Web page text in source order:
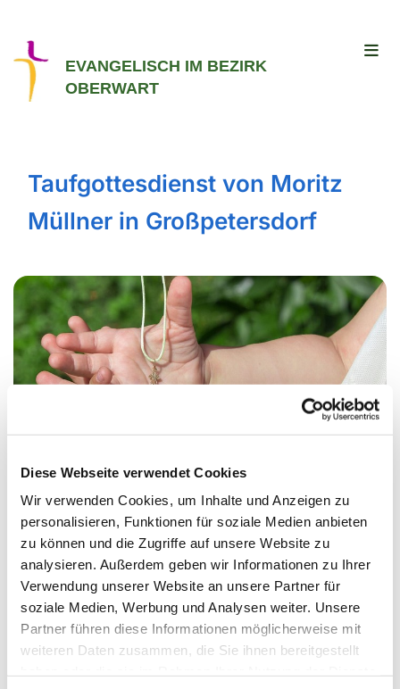
Diese Webseite verwendet Cookies
Wir verwenden Cookies, um Inhalte und Anzeigen zu
personalisieren, Funktionen für soziale Medien anbieten
zu können und die Zugriffe auf unsere Website zu
analysieren. Außerdem geben wir Informationen zu Ihrer
Verwendung unserer Website an unsere Partner für
soziale Medien, Werbung und Analysen weiter. Unsere
Partner führen diese Informationen möglicherweise mit
weiteren Daten zusammen, die Sie ihnen bereitgestellt
EVANGELISCH IM BEZIRK
OBERWART
Taufgottesdienst von Moritz
Müllner in Großpetersdorf
Samstag, 22. August 2026, 10:00
Uhr
Kirche Großpetersdorf,
Blumentalstraße 28, 7503